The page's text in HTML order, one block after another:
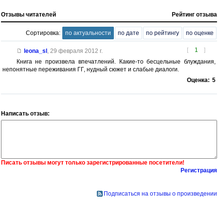
Отзывы читателей Рейтинг отзыва
Сортировка: по актуальности по дате по рейтингу по оценке
[ 1 ]
leona_sl, 29 февраля 2012 г.
Книга не произвела впечатлений. Какие-то бесцельные блуждания,
непонятные переживания ГГ, нудный сюжет и слабые диалоги.
Оценка: 5
Написать отзыв:
Писать отзывы могут только зарегистрированные посетители!
Регистрация
Подписаться на отзывы о произведении